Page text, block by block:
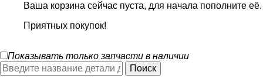
Ваша корзина сейчас пуста, для начала пополните её.
Приятных покупок!
Показывать только запчасти в наличии